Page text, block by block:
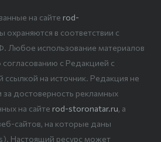
на сайте rod-
охраняются в соответствии с
Любое использование материалов
согласованию с Редакцией с
ссылкой на источник. Редакция не
за достоверность рекламных
на сайте rod-storonatar.ru, а
сайтов, на которые даны
Настоящий ресурс может